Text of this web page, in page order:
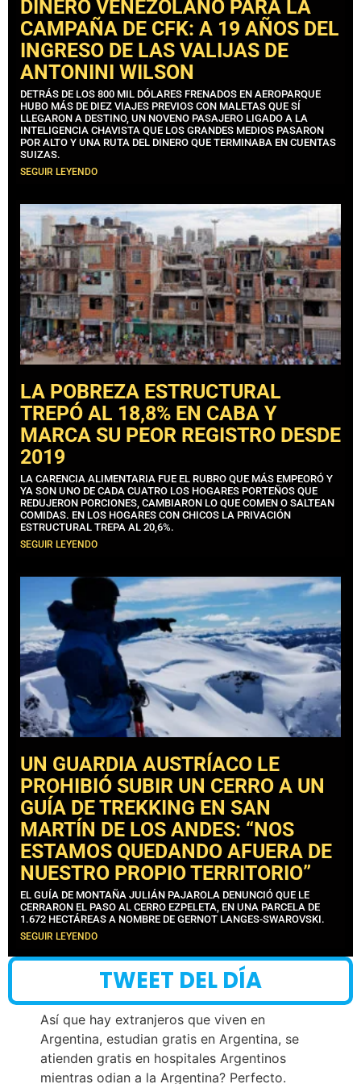
DINERO VENEZOLANO PARA LA
CAMPAÑA DE CFK: A 19 AÑOS DEL
INGRESO DE LAS VALIJAS DE
ANTONINI WILSON
DETRÁS DE LOS 800 MIL DÓLARES FRENADOS EN AEROPARQUE
HUBO MÁS DE DIEZ VIAJES PREVIOS CON MALETAS QUE SÍ
LLEGARON A DESTINO, UN NOVENO PASAJERO LIGADO A LA
INTELIGENCIA CHAVISTA QUE LOS GRANDES MEDIOS PASARON
POR ALTO Y UNA RUTA DEL DINERO QUE TERMINABA EN CUENTAS
SUIZAS.
SEGUIR LEYENDO
LA POBREZA ESTRUCTURAL
TREPÓ AL 18,8% EN CABA Y
MARCA SU PEOR REGISTRO DESDE
2019
LA CARENCIA ALIMENTARIA FUE EL RUBRO QUE MÁS EMPEORÓ Y
YA SON UNO DE CADA CUATRO LOS HOGARES PORTEÑOS QUE
REDUJERON PORCIONES, CAMBIARON LO QUE COMEN O SALTEAN
COMIDAS. EN LOS HOGARES CON CHICOS LA PRIVACIÓN
ESTRUCTURAL TREPA AL 20,6%.
SEGUIR LEYENDO
UN GUARDIA AUSTRÍACO LE
PROHIBIÓ SUBIR UN CERRO A UN
GUÍA DE TREKKING EN SAN
MARTÍN DE LOS ANDES: “NOS
ESTAMOS QUEDANDO AFUERA DE
NUESTRO PROPIO TERRITORIO”
EL GUÍA DE MONTAÑA JULIÁN PAJAROLA DENUNCIÓ QUE LE
CERRARON EL PASO AL CERRO EZPELETA, EN UNA PARCELA DE
1.672 HECTÁREAS A NOMBRE DE GERNOT LANGES-SWAROVSKI.
SEGUIR LEYENDO
TWEET DEL DÍA
Así que hay extranjeros que viven en
Argentina, estudian gratis en Argentina, se
atienden gratis en hospitales Argentinos
mientras odian a la Argentina? Perfecto.